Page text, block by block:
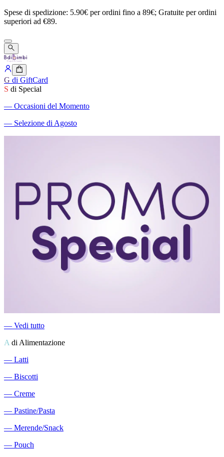
Spese di spedizione: 5.90€ perordini fino a 89€; Gratuite perordini
superiori ad €89.
G di GiftCard
S di Special
― Occasioni del Momento
― Selezione di Agosto
― Vedi tutto
A di Alimentazione
― Latti
― Biscotti
― Creme
― Pastine/Pasta
― Merende/Snack
― Pouch